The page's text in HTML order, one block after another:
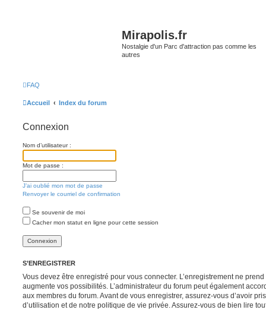
Mirapolis.fr
Nostalgie d'un Parc d'attraction pas comme les
autres
FAQ
Accueil Index du forum
Connexion
Nom d’utilisateur :
Mot de passe :
J’ai oublié mon mot de passe
Renvoyer le courriel de confirmation
Se souvenir de moi
Cacher mon statut en ligne pour cette session
S’ENREGISTRER
Vous devez être enregistré pour vous connecter. L’enregistrement ne
augmente vos possibilités. L’administrateur du forum peut également
aux membres du forum. Avant de vous enregistrer, assurez-vous d’avoir
d’utilisation et de notre politique de vie privée. Assurez-vous de bien lire